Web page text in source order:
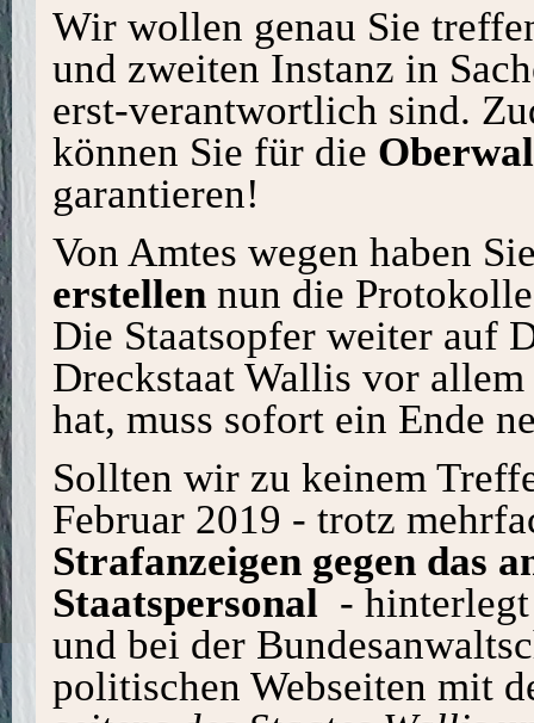
Wir wollen genau Sie
und zweiten Instanz in
erst-verantwortlich sind.
können Sie für die
garantieren!
Von Amtes wegen haben
erstellen nun die
Die Staatsopfer weiter auf
Dreckstaat Wallis vor
hat, muss sofort ein Ende
Sollten wir zu keinem
Februar 2019 - trotz
Strafanzeigen gegen das
Staatspersonal -
und bei der
politischen Webseiten mit